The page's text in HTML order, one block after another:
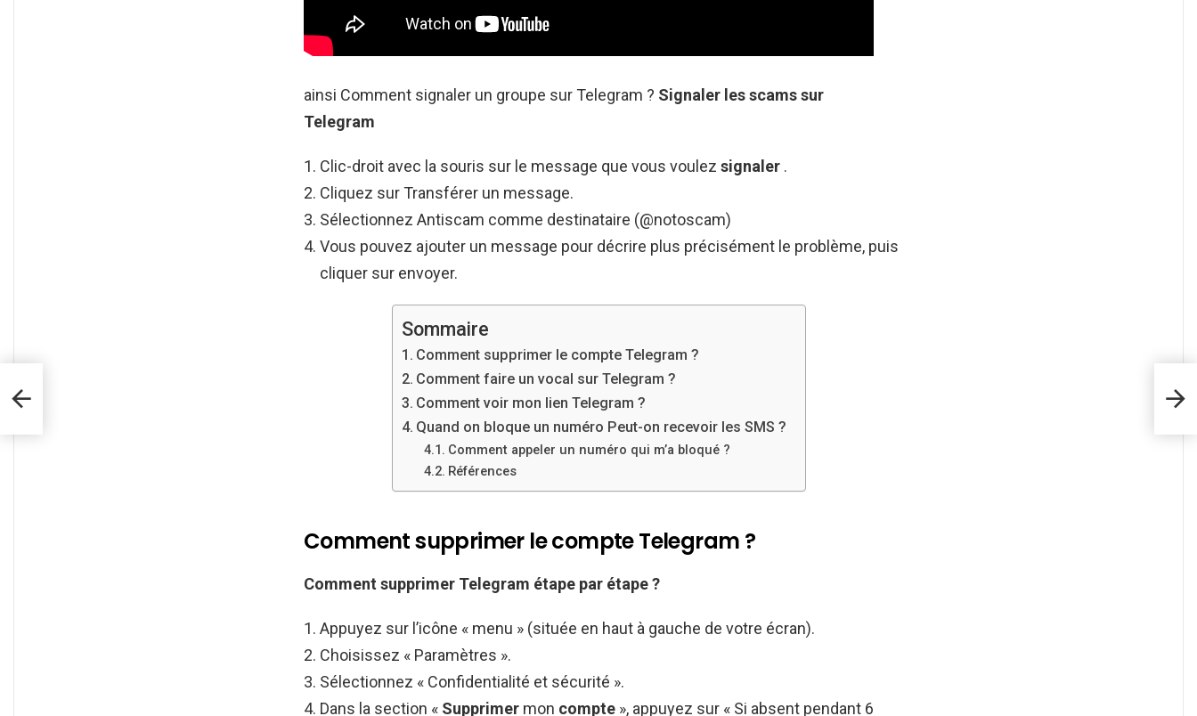
ainsi Comment signaler un groupe sur Telegram ? Signaler les scams sur
Telegram
Clic-droit avec la souris sur le message que vous voulez signaler .
Cliquez sur Transférer un message.
Sélectionnez Antiscam comme destinataire (@notoscam)
Vous pouvez ajouter un message pour décrire plus précisément le problème, puis
cliquer sur envoyer.
Sommaire
Comment supprimer le compte Telegram ?
Comment faire un vocal sur Telegram ?
Comment voir mon lien Telegram ?
Quand on bloque un numéro Peut-on recevoir les SMS ?
Comment appeler un numéro qui m’a bloqué ?
Références
Comment supprimer le compte Telegram ?
Comment supprimer Telegram étape par étape ?
Appuyez sur l’icône « menu » (située en haut à gauche de votre écran).
Choisissez « Paramètres ».
Sélectionnez « Confidentialité et sécurité ».
Dans la section « Supprimer mon compte », appuyez sur « Si absent pendant 6